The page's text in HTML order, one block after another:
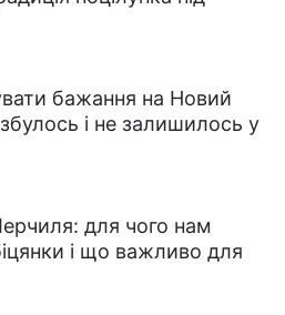
бажання на Новий
і не залишилось у
для чого нам
і що важливо для